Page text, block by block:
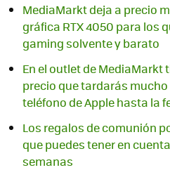
MediaMarkt deja a precio
gráfica RTX 4050 para los
gaming solvente y barato
En el outlet de MediaMarkt
precio que tardarás mucho
teléfono de Apple hasta la
Los regalos de comunión
que puedes tener en
semanas